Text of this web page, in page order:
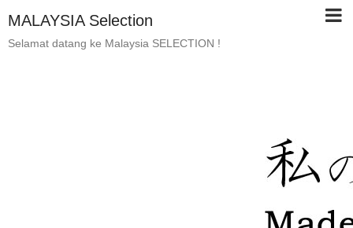
MALAYSIA Selection
Selamat datang ke Malaysia SELECTION !